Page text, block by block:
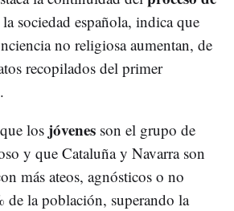
sociedad española, indica que
no religiosa aumentan, de
recopilados del primer
los jóvenes son el grupo de
y que Cataluña y Navarra son
más ateos, agnósticos o no
de la población, superando la